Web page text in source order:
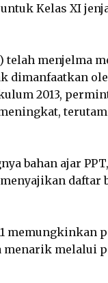
Kelas XI
telah menjelma
dimanfaatkan
2013,
bahan ajar
daftar
memungkinkan
menarik melalui